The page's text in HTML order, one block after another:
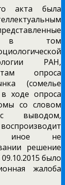
акта была
в том
РАН,
опроса
(сомелье
ходе опроса
со словом
выводом,
иное не
решение
было
жалоба